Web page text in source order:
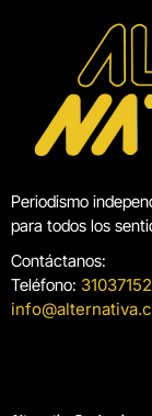
Periodismo
para todos los
Contáctanos:
Teléfono: